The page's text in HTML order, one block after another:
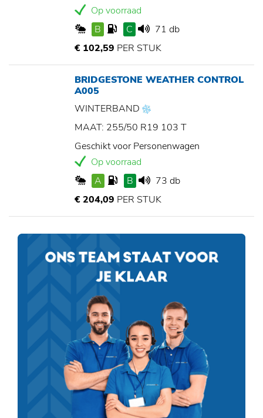
Op voorraad
B
C
71 db
€ 102,59 PER STUK
BRIDGESTONE WEATHER CONTROL
A005
WINTERBAND
MAAT: 255/50 R19 103 T
Geschikt voor Personenwagen
Op voorraad
A
B
73 db
€ 204,09 PER STUK